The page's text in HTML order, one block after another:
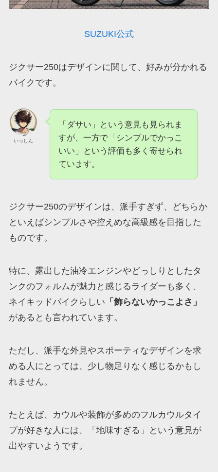
SUZUKI公式
ジクサー250はデザインに関して、好みが分かれる
バイクです。
いっしん
「ダサい」という意見も見られま
すが、一方で「シンプルでかっこ
いい」という評価も多く寄せられ
ています。
ジクサー250のデザインは、派手すぎず、どちらか
といえばシンプルさや控えめな高級感を目指した
ものです。
特に、露出した油冷エンジンやどっしりとしたタ
ンクのフォルムが魅力と感じるライダーも多く、
ネイキッドバイクらしい 「飾らないかっこよさ」
があるとも言われています。
ただし、派手な外見やスポーティなデザインを求
める人にとっては、少し物足りなく感じるかもし
れません。
たとえば、カウルや装飾が多めのフルカウルタイ
プが好きな人には、「地味すぎる」という意見が
出やすいようです。